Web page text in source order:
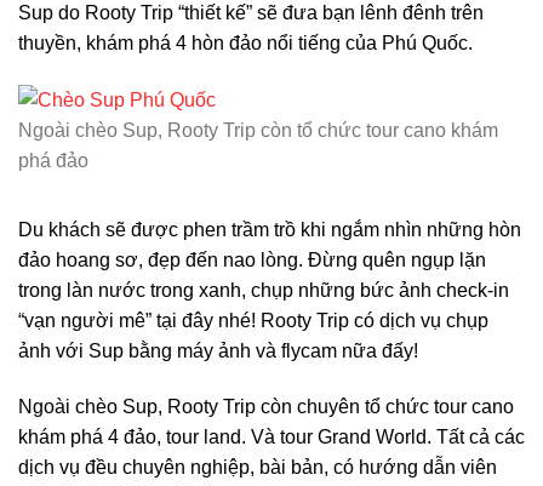
Sup do Rooty Trip “thiết kế” sẽ đưa bạn lênh đênh trên
thuyền, khám phá 4 hòn đảo nổi tiếng của Phú Quốc.
Ngoài chèo Sup, Rooty Trip còn tổ chức tour cano khám
phá đảo
Du khách sẽ được phen trầm trồ khi ngắm nhìn những hòn
đảo hoang sơ, đẹp đến nao lòng. Đừng quên ngụp lặn
trong làn nước trong xanh, chụp những bức ảnh check-in
“vạn người mê” tại đây nhé! Rooty Trip có dịch vụ chụp
ảnh với Sup bằng máy ảnh và flycam nữa đấy!
Ngoài chèo Sup, Rooty Trip còn chuyên tổ chức tour cano
khám phá 4 đảo, tour land. Và tour Grand World. Tất cả các
dịch vụ đều chuyên nghiệp, bài bản, có hướng dẫn viên